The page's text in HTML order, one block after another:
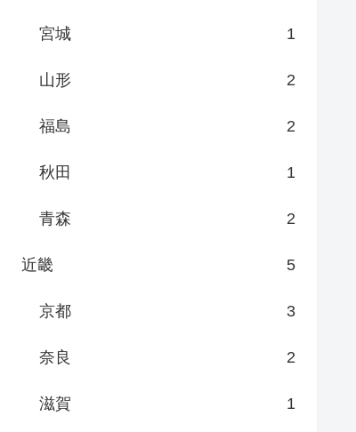
宮城 1
山形 2
福島 2
秋田 1
青森 2
近畿 5
京都 3
奈良 2
滋賀 1